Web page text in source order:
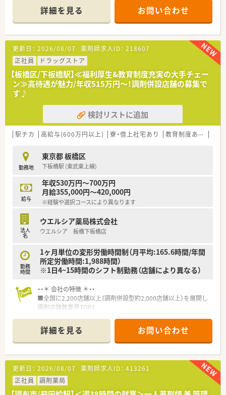
100～150枚応需しています。
■薬剤師は常勤2名とパート6名が在籍し、常時3～4名体制で業
務を行っています。
【募集背景と求める人物像について】
■今後の店舗運営をさらに充実させるため、定期採用にて新たな
人材を募集しております。
■これまでのご経験を活かし、店舗運営の中核を担っていただけ
るような方を歓迎します。
■患者様やスタッフとの円滑なコミュニケーションを大切にで
【職場環境と雰囲気】
■2019年1月に開局したばかりなので、非常に明るく綺麗な店舗
で勤務いただけます。
などを飾っています。
■20代から60代まで幅広い年齢層のスタッフが在籍し、和やか
な雰囲気の職場です。
【こんな方が活躍中】
■子育て経験のある女性代表の理解のもと、仕事と家庭を両立さ
せている方が活躍中です。
極的に学んでいます。
■患者様一人ひとりとの対話を大切にし、地域医療への貢献にや
詳細を見る お問い合わせ
更新日： 2026/08/07 薬剤師求人ID： 218607
正社員
ドラッグストア
【板橋区/下板橋駅】≪福利厚生&教育制度充実の大手チェー
ン≫高待遇が魅力/年収515万円～！調剤併設店舗の募集で
す♪
検討リストに追加
駅チカ 高給与(600万円以上) 寮・借上社宅あり 教育制度あり
勤務地
東京都 板橋区
下板橋駅 (東武東上線)
給与
年収530万円～700万円
月給355,000円～420,000円
※経験や選択コースにより異なります
法人
名
ウエルシア薬局株式会社
ウエルシア 板橋下板橋店
勤務
時間
1ヶ月単位の変形労働時間制（月平均:165.6時間/年間
所定労働時間:1,988時間）
※1日4~15時間のシフト制勤務（店舗により異なる）
・・＊ 会社の特徴 ＊・・
■全国に2,200店舗以上（調剤併設型約2,000店舗以上）を展開し
調剤店舗数業界TOP！
頑張り次第で高給与も可能！
■経験や勤務コースによりますが、経験の少ない方でも500万前
半スタートと業界TOP水準！
■職種や職域に合わせ、豊富な社内研修や外部組織と連携した研
修を用意されています
■薬剤師が中心の会社だからこそ活躍できるキャリアパスが多
種多様に用意されています。
■店舗拡大に伴い、エリアマネジャーや営業部長等のマネジメン
詳細を見る お問い合わせ
更新日： 2026/08/07 薬剤師求人ID： 413261
正社員
調剤薬局